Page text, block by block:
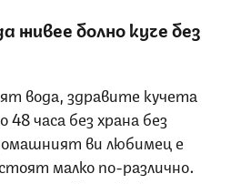
живее болно куче без
вода, здравите кучета
часа без храна без
ви любимец е
малко по-различно.